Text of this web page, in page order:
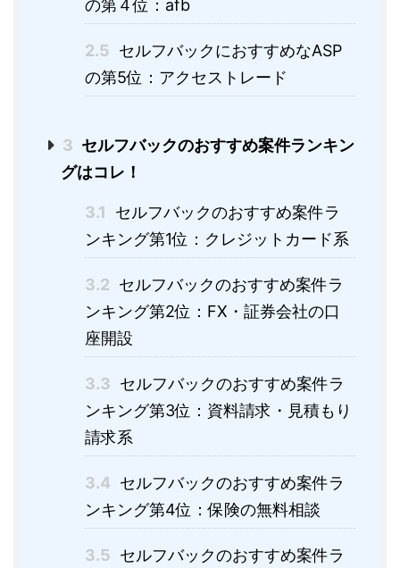
の第４位：afb
2.5 セルフバックにおすすめなASP
の第5位：アクセストレード
3 セルフバックのおすすめ案件ランキン
グはコレ！
3.1
セルフバックのおすすめ案件ラ
ンキング第1位：クレジットカード系
3.2 セルフバックのおすすめ案件ラ
ンキング第2位：FX・証券会社の口
座開設
3.3 セルフバックのおすすめ案件ラ
ンキング第3位：資料請求・見積もり
請求系
3.4 セルフバックのおすすめ案件ラ
ンキング第4位：保険の無料相談
3.5 セルフバックのおすすめ案件ラ